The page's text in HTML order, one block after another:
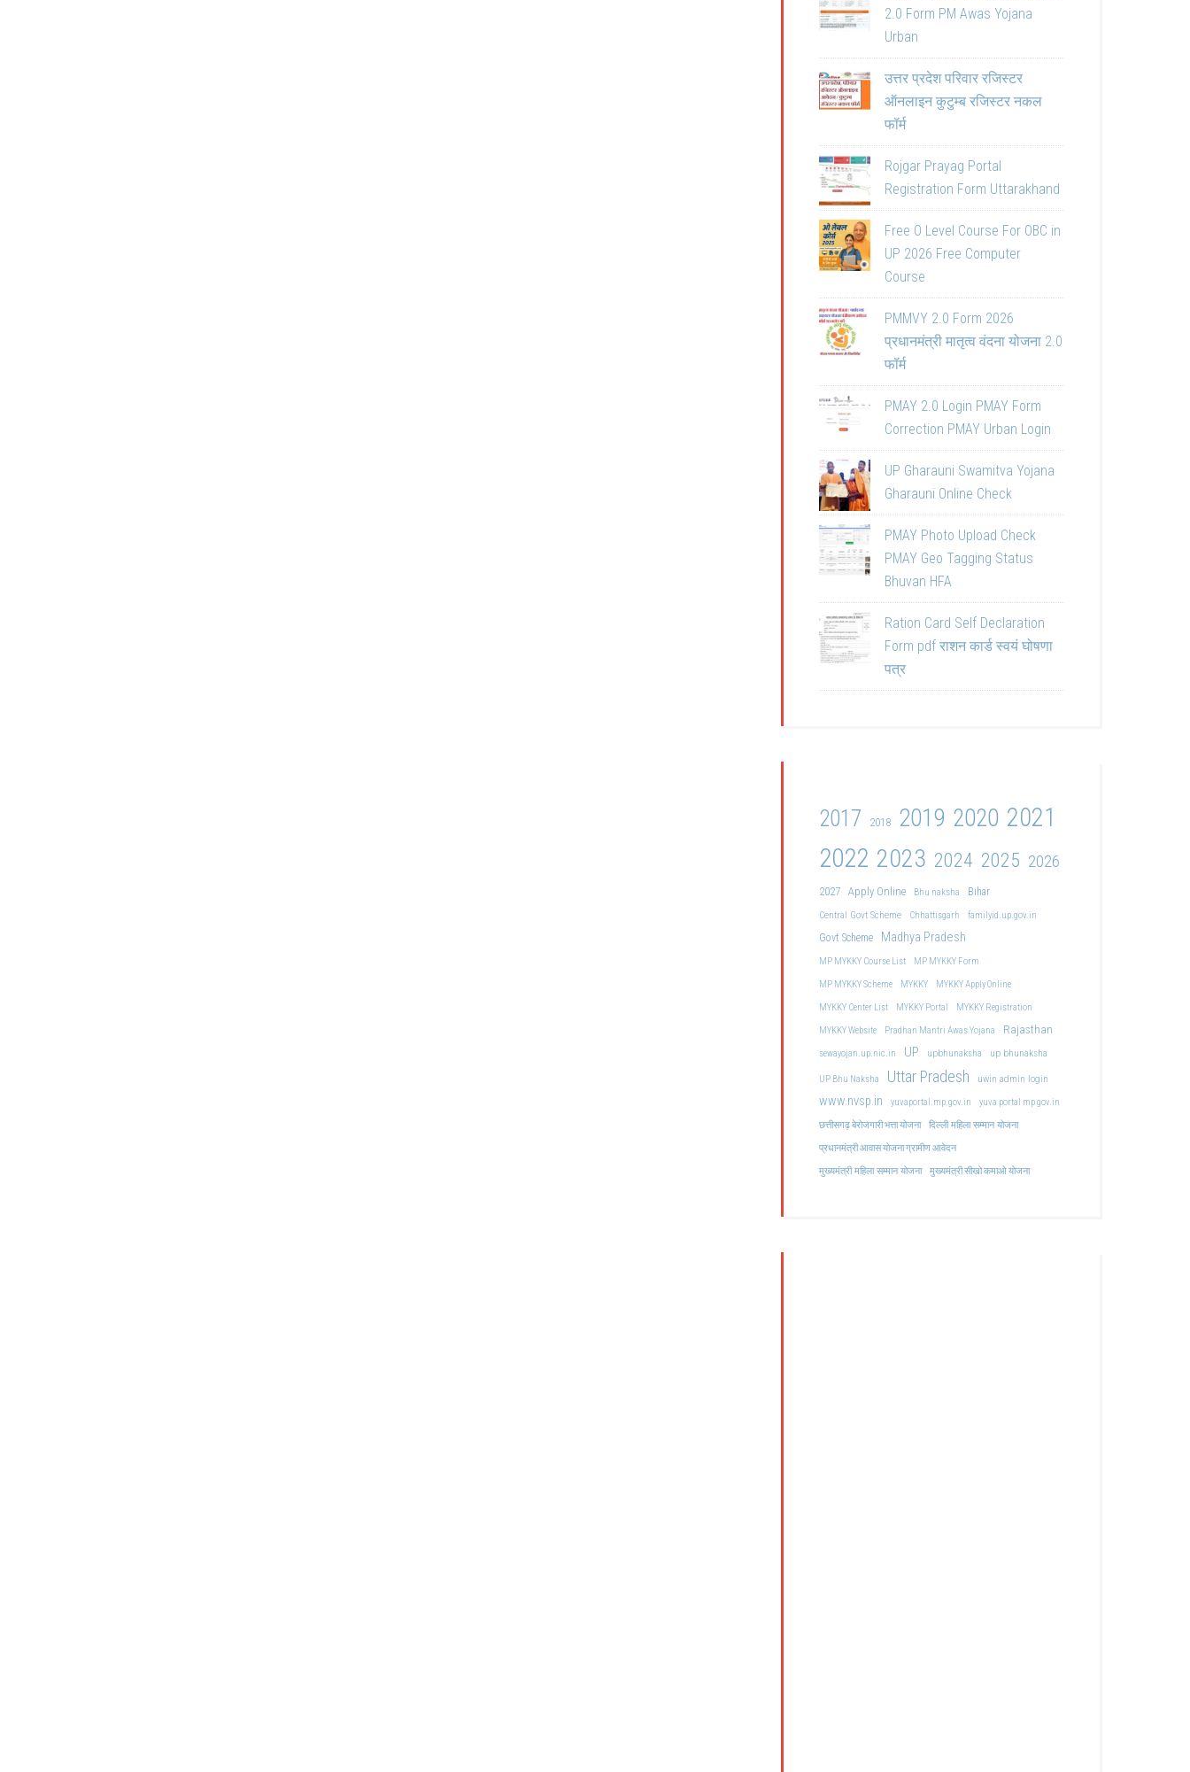
2.0 Form PM Awas Yojana
Urban
उत्तर प्रदेश परिवार रजिस्टर
ऑनलाइन कुटुम्ब रजिस्टर नकल
फॉर्म
Rojgar Prayag Portal
Registration Form Uttarakhand
Free O Level Course For OBC in
UP 2026 Free Computer
Course
PMMVY 2.0 Form 2026
प्रधानमंत्री मातृत्व वंदना योजना 2.0
फॉर्म
PMAY 2.0 Login PMAY Form
Correction PMAY Urban Login
UP Gharauni Swamitva Yojana
Gharauni Online Check
PMAY Photo Upload Check
PMAY Geo Tagging Status
Bhuvan HFA
Ration Card Self Declaration
Form pdf राशन कार्ड स्वयं घोषणा
पत्र
2017 2018 2019 2020 2021
2022 2023 2024 2025 2026
2027 Apply Online Bhu naksha
Bihar
Central Govt Scheme
Chhattisgarh familyid.up.gov.in
Govt Scheme Madhya Pradesh
MP MYKKY Course List
MP MYKKY Form
MP MYKKY Scheme
MYKKY
MYKKY Apply Online
MYKKY Center List
MYKKY Portal
MYKKY Registration
MYKKY Website
Pradhan Mantri Awas Yojana Rajasthan
sewayojan.up.nic.in UP upbhunaksha up bhunaksha
UP Bhu Naksha Uttar Pradesh uwin admin login
www.nvsp.in yuvaportal.mp.gov.in
yuva portal mp gov.in
छत्तीसगढ़ बेरोजगारी भत्ता योजना
दिल्ली महिला सम्मान योजना
प्रधानमंत्री आवास योजना ग्रामीण आवेदन
मुख्यमंत्री महिला सम्मान योजना मुख्यमंत्री सीखो कमाओ योजना